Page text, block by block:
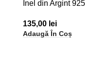
Inel din Argint 925
135,00 lei
Adaugă În Coș